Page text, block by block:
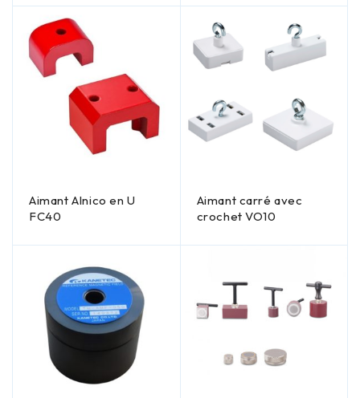
Aimant Alnico en U
FC40
Aimant carré avec
crochet VO10